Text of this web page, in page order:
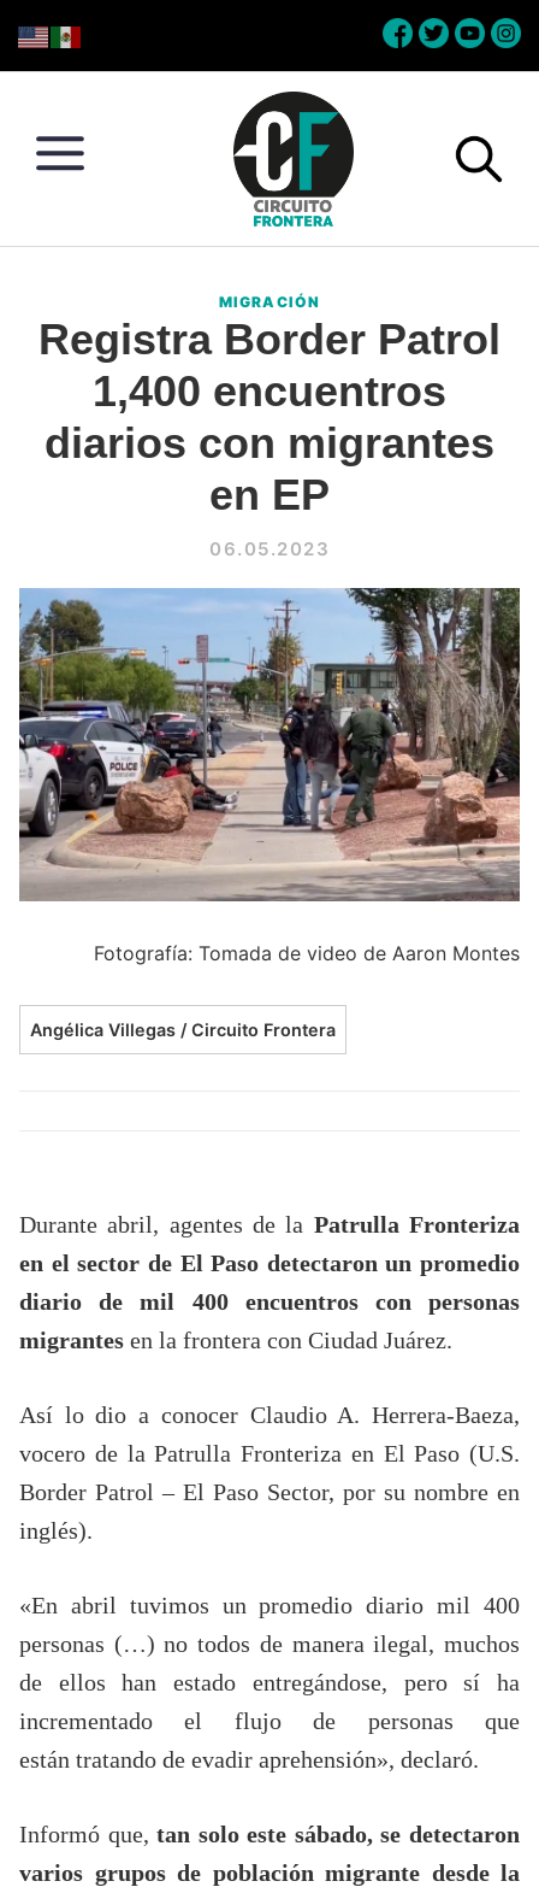
to
to
to
to
Conéctate
la
frontera
MIGRACIÓN
Registra Border Patrol
1,400 encuentros
diarios con migrantes
en EP
06.05.2023
Fotografía: Tomada de video de Aaron Montes
Angélica Villegas / Circuito Frontera
Durante abril, agentes de la Patrulla Fronteriza
en el sector de El Paso detectaron un promedio
diario de mil 400 encuentros con personas
migrantes en la frontera con Ciudad Juárez.
Así lo dio a conocer Claudio A. Herrera-Baeza,
vocero de la Patrulla Fronteriza en El Paso (U.S.
Border Patrol – El Paso Sector, por su nombre en
inglés).
«En abril tuvimos un promedio diario mil 400
personas (…) no todos de manera ilegal, muchos
de ellos han estado entregándose, pero sí ha
incrementado el flujo de personas que
están tratando de evadir aprehensión», declaró.
Informó que,tan solo este sábado, se detectaron
varios grupos de población migrante desde la